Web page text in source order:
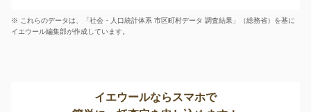
※ これらのデータは、「社会・人口統計体系 市区町村データ 調査結果」（総務省）を基に
イエウール編集部が作成しています。
イエウールならスマホで